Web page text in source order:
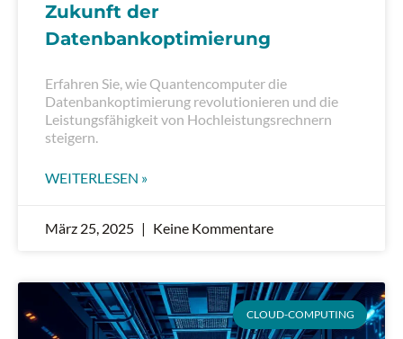
Zukunft der
Datenbankoptimierung
Erfahren Sie, wie Quantencomputer die
Datenbankoptimierung revolutionieren und die
Leistungsfähigkeit von Hochleistungsrechnern
steigern.
WEITERLESEN »
März 25, 2025 Keine Kommentare
CLOUD-COMPUTING